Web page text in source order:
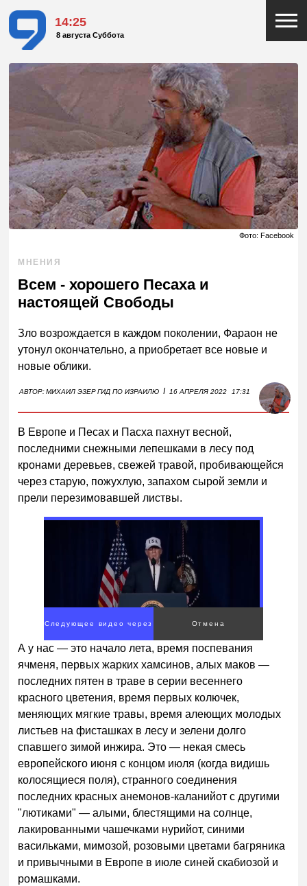
14:25
8 августа Суббота
Фото: Facebook
МНЕНИЯ
Всем - хорошего Песаха и
настоящей Свободы
Зло возрождается в каждом поколении, Фараон не
утонул окончательно, а приобретает все новые и
новые облики.
АВТОР:МИХАИЛ ЭЗЕРГИД ПО ИЗРАИЛЮ I 16 АПРЕЛЯ 2022 17:31
В Европе и Песах и Пасха пахнут весной,
последними снежными лепешками в лесу под
кронами деревьев, свежей травой, пробивающейся
через старую, пожухлую, запахом сырой земли и
прели перезимовавшей листвы.
Следующее видео через
1
Отмена
А у нас — это начало лета, время поспевания
ячменя, первых жарких хамсинов, алых маков —
последних пятен в траве в серии весеннего
красного цветения, время первых колючек,
меняющих мягкие травы, время алеющих молодых
листьев на фисташках в лесу и зелени долго
спавшего зимой инжира. Это — некая смесь
европейского июня с концом июля (когда видишь
колосящиеся поля), странного соединения
последних красных анемонов-каланийот с другими
"лютиками" — алыми, блестящими на солнце,
лакированными чашечками нурийот, синими
васильками, мимозой, розовыми цветами багряника
и привычными в Европе в июле синей скабиозой и
ромашками.